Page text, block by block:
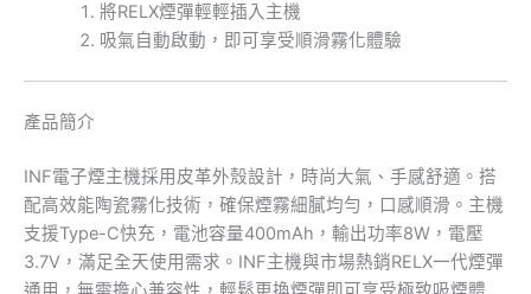
將RELX煙彈輕輕插入主機
吸氣自動啟動，即可享受順滑霧化體驗
產品簡介
INF電子煙主機採用皮革外殼設計，時尚大氣、手感舒適。搭
配高效能陶瓷霧化技術，確保煙霧細膩均勻，口感順滑。主機
支援Type-C快充，電池容量400mAh，輸出功率8W，電壓
3.7V，滿足全天使用需求。INF主機與市場熱銷RELX一代煙彈